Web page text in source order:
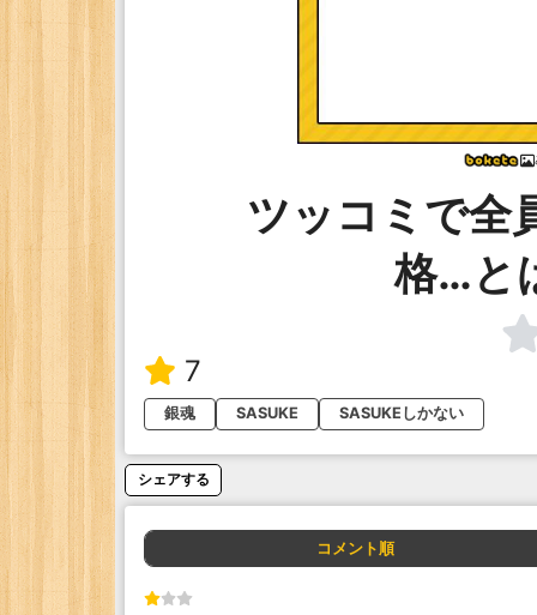
ツッコミで全
格…と
7
銀魂 SASUKE SASUKEしかない
シェアする
コメント順